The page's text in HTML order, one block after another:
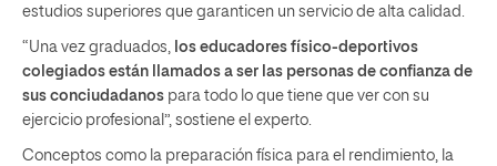
estudios superiores que garanticen un servicio de alta calidad.
“Una vez graduados, los educadores físico-deportivos
colegiados están llamados a ser las personas de confianza de
sus conciudadanos para todo lo que tiene que ver con su
ejercicio profesional”, sostiene el experto.
Conceptos como la preparación física para el rendimiento, la